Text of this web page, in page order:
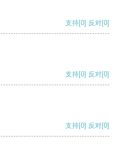
支持[0] 反对[0]
支持[0] 反对[0]
支持[0] 反对[0]